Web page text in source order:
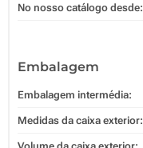
No nosso catálogo desde:
Embalagem
Embalagem intermédia:
Medidas da caixa exterior: